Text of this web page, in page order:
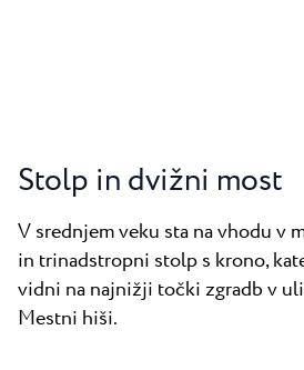
Stolp in dvižni most
V srednjem veku sta na vhodu v
in trinadstropni stolp s krono,
vidni na najnižji točki zgradb v
Mestni hiši.